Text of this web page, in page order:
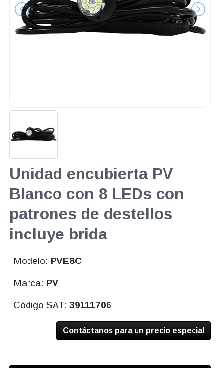
Unidad encubierta PV
Blanco con 8 LEDs con
patrones de destellos
incluye brida
Modelo: PVE8C
Marca: PV
Código SAT:39111706
Contáctanos para un precio especial